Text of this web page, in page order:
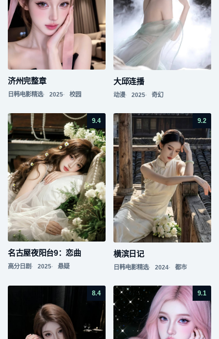
济州完整章
日韩电影精选 2025 校园
大邱连播
动漫 2025 奇幻
9.4
名古屋夜阳台9：恋曲
高分日剧 2025 悬疑
9.2
横滨日记
日韩电影精选 2024 都市
8.4 9.1